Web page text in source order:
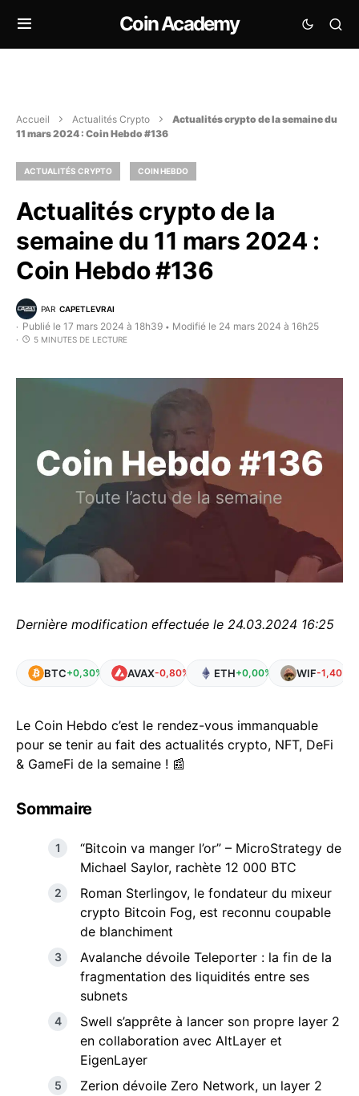
Coin Academy
Accueil Actualités Crypto
Actualités crypto de la semaine du
11 mars 2024 : Coin Hebdo #136
ACTUALITÉS CRYPTO COIN HEBDO
Actualités crypto de la
semaine du 11 mars 2024 :
Coin Hebdo #136
PAR CAPETLEVRAI
Publié le 17 mars 2024 à 18h39 • Modifié le 24 mars 2024 à 16h25
5 MINUTES DE LECTURE
Dernière modification effectuée le 24.03.2024 16:25
BTC+0,30% AVAX-0,80% ETH+0,00% WIF-1,40%
Le Coin Hebdo c’est le rendez-vous immanquable
pour se tenir au fait des actualités crypto, NFT, DeFi
& GameFi de la semaine ! 📰
Sommaire
“Bitcoin va manger l’or” – MicroStrategy de
Michael Saylor, rachète 12 000 BTC
Roman Sterlingov, le fondateur du mixeur
crypto Bitcoin Fog, est reconnu coupable
de blanchiment
Avalanche dévoile Teleporter : la fin de la
fragmentation des liquidités entre ses
subnets
Swell s’apprête à lancer son propre layer 2
en collaboration avec AltLayer et
EigenLayer
Zerion dévoile Zero Network, un layer 2